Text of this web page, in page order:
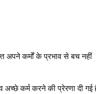
अपने कर्मों के प्रभाव से बच नहीं
कर्म करने की प्रेरणा दी गई